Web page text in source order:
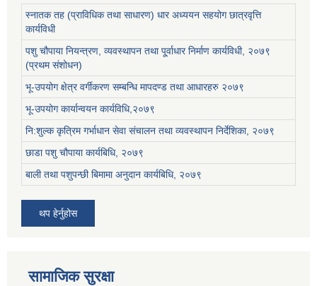
स्नातक तह (प्राविधिक तथा साधारण) धार अध्ययन सहयोग छात्रवृत्ति
कार्यविधी
पशु चौपाया नियन्त्रण, व्यवस्थापन तथा पू्र्वाधार निर्माण कार्यविधी, २०७९
(प्रथम संशोधन)
भू-उपयोग क्षेत्र वर्गीकरण सम्बन्धि मापदण्ड तथा आधारहरु २०७९
भू-उपयोग कार्यान्वयन कार्यविधि,२०७९
नि:शुल्क कृत्रिम गर्भाधान सेवा संचालन तथा व्यवस्थापन निर्देशिका, २०७९
छाडा पशु चौपाया कार्यबिधि, २०७९
बाली तथा पशुपन्छी बिमामा अनुदान कार्यबिधि, २०७९
थप हेर्नुहोस
सामाजिक सुरक्षा